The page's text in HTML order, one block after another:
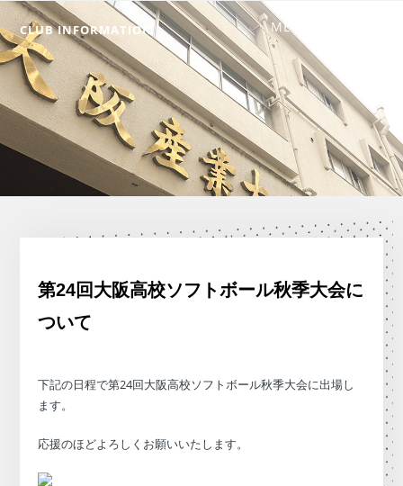
CLUB INFORMATION
第24回大阪高校ソフトボール秋季大会に
ついて
下記の日程で第24回大阪高校ソフトボール秋季大会に出場し
ます。
応援のほどよろしくお願いいたします。